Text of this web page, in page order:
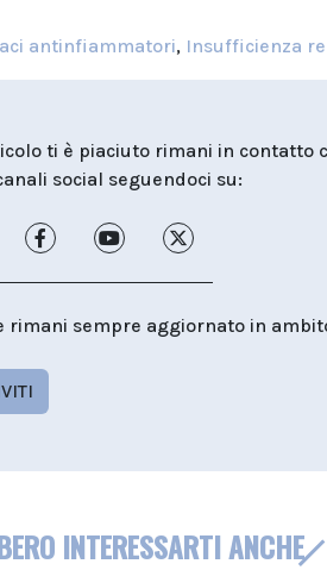
antinfiammatori, Insufficienza
ti è piaciuto rimani in contatto
social seguendoci su:
rimani sempre aggiornato in
INTERESSARTI ANCHE